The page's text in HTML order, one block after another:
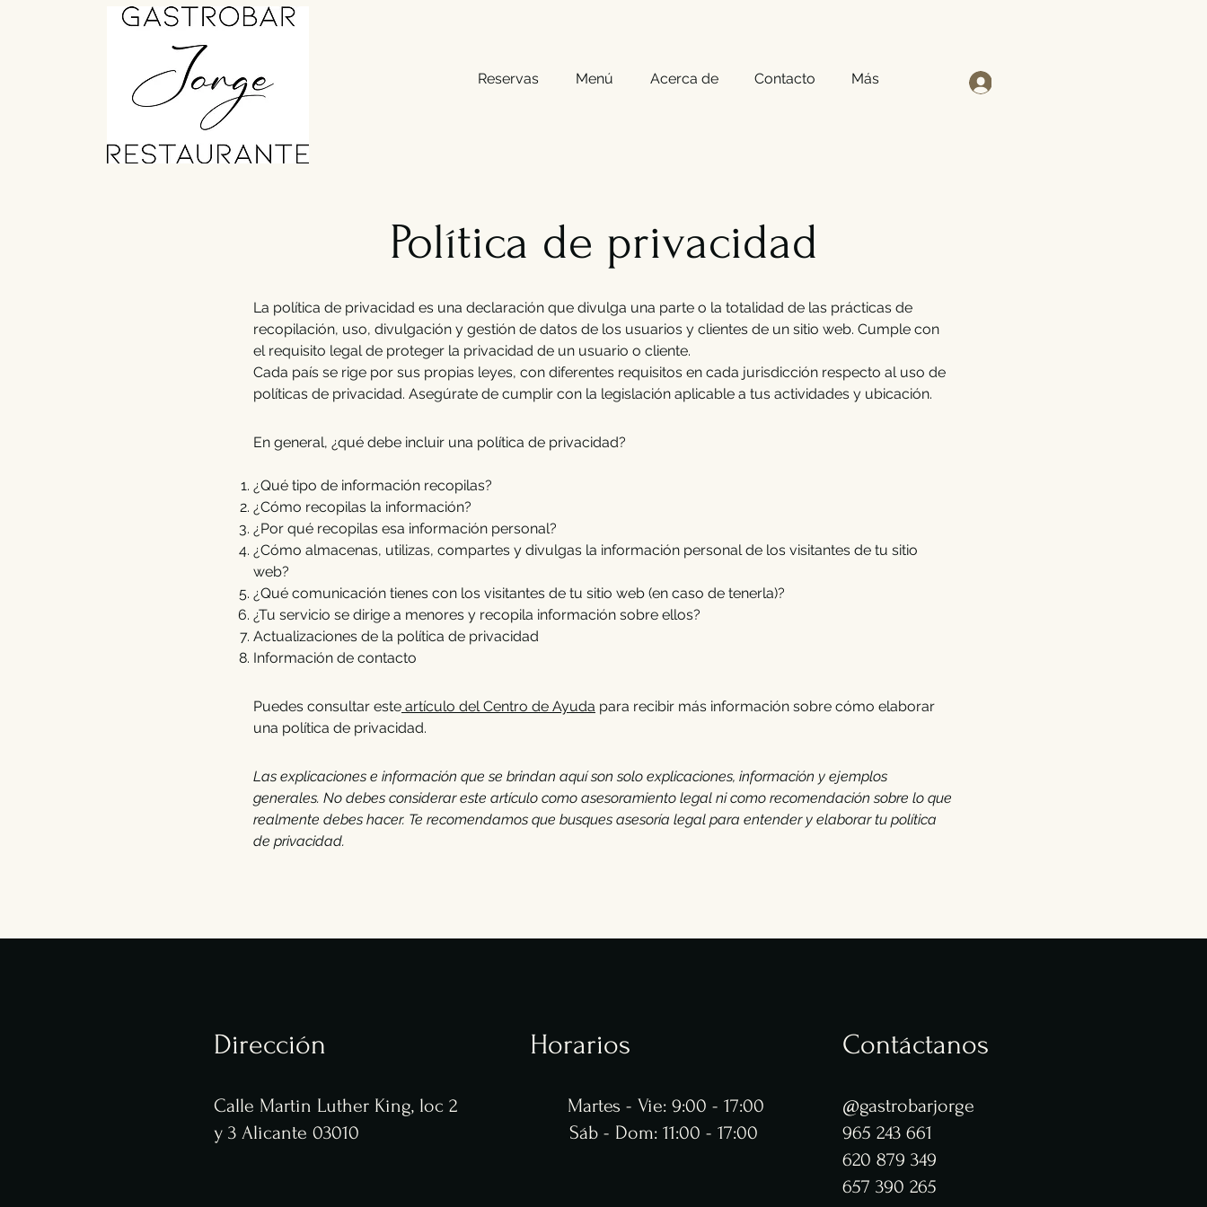
Reservas Menú Acerca de Contacto Más
Política de privacidad
La política de privacidad es una declaración que divulga una parte o la totalidad de las prácticas de
recopilación, uso, divulgación y gestión de datos de los usuarios y clientes de un sitio web. Cumple con
el requisito legal de proteger la privacidad de un usuario o cliente.
Cada país se rige por sus propias leyes, con diferentes requisitos en cada jurisdicción respecto al uso de
políticas de privacidad. Asegúrate de cumplir con la legislación aplicable a tus actividades y ubicación.
En general, ¿qué debe incluir una política de privacidad?
¿Qué tipo de información recopilas?
¿Cómo recopilas la información?
¿Por qué recopilas esa información personal?
¿Cómo almacenas, utilizas, compartes y divulgas la información personal de los visitantes de tu sitio
web?
¿Qué comunicación tienes con los visitantes de tu sitio web (en caso de tenerla)?
¿Tu servicio se dirige a menores y recopila información sobre ellos?
Actualizaciones de la política de privacidad
Información de contacto
Puedes consultar este artículo del Centro de Ayuda para recibir más información sobre cómo elaborar
una política de privacidad.
Las explicaciones e información que se brindan aquí son solo explicaciones, información y ejemplos
generales. No debes considerar este artículo como asesoramiento legal ni como recomendación sobre lo que
realmente debes hacer. Te recomendamos que busques asesoría legal para entender y elaborar tu política
de privacidad.
Dirección
Calle Martin Luther King, loc 2
y 3 Alicante 03010
Horarios
Martes - Vie: 9:00 - 17:00
​​Sáb - Dom: 11:00 - 17:00
Contáctanos
@gastrobarjorge
965 243 661
620 879 349
657 390 265